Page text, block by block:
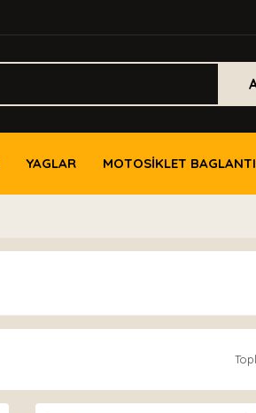
YAGLAR MOTOSİKLET